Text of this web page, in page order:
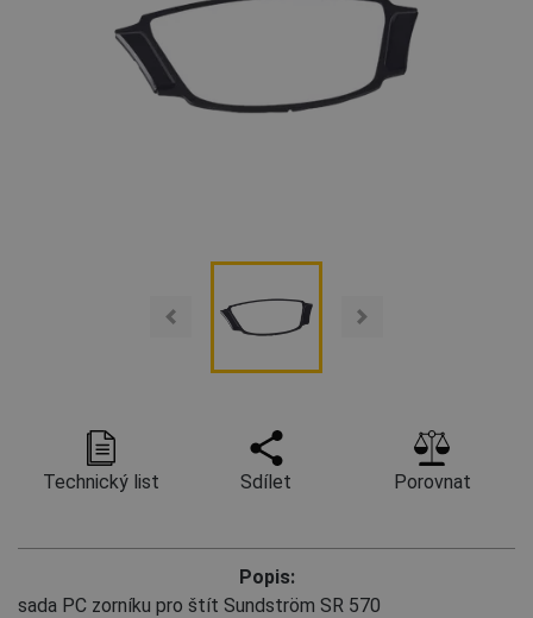
Technický list Sdílet Porovnat
Popis:
sada PC zorníku pro štít Sundström SR 570